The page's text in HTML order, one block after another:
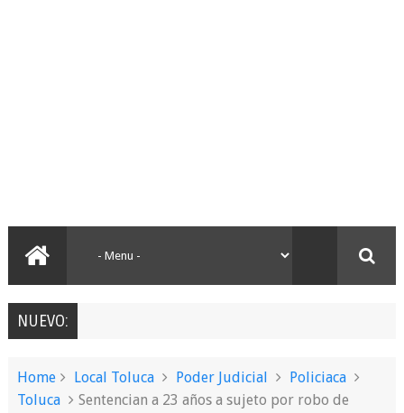
NUEVO:
Home Local Toluca Poder Judicial
Policiaca
Toluca
Sentencian a 23 años a sujeto por robo de